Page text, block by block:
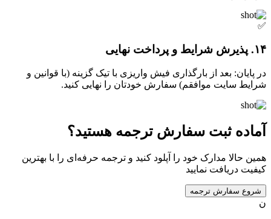
✅
۱۴. پذیرش شرایط و پرداخت نهایی
در پایان: بعد از بارگذاری فیش واریزی با تیک گزینه (با قوانین و
شرایط سایت موافقم) سفارش خودتان را نهایی کنید.
آماده ثبت سفارش ترجمه هستید؟
همین حالا مدارک خود را آپلود کنید و ترجمه حرفه‌ای را با بهترین
کیفیت دریافت نمایید
شروع سفارش ترجمه
ن